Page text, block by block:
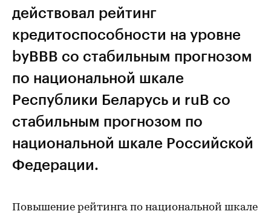
действовал рейтинг
кредитоспособности на уровне
byBBB со стабильным прогнозом
по национальной шкале
Республики Беларусь и ruB со
стабильным прогнозом по
национальной шкале Российской
Федерации.
Повышение рейтинга по национальной шкале